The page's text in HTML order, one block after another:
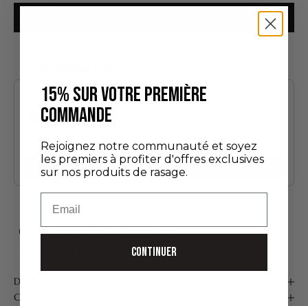
Use the Previous and Next buttons to navigate through product
24,00 €
FABRIQUÉ À LA MAIN EN FRANCE
Description
Conseils d'utilisation
15% SUR VOTRE PREMIÈRE
COMMANDE
Rejoignez notre communauté et soyez
les premiers à profiter d'offres exclusives
sur nos produits de rasage.
CONTINUER